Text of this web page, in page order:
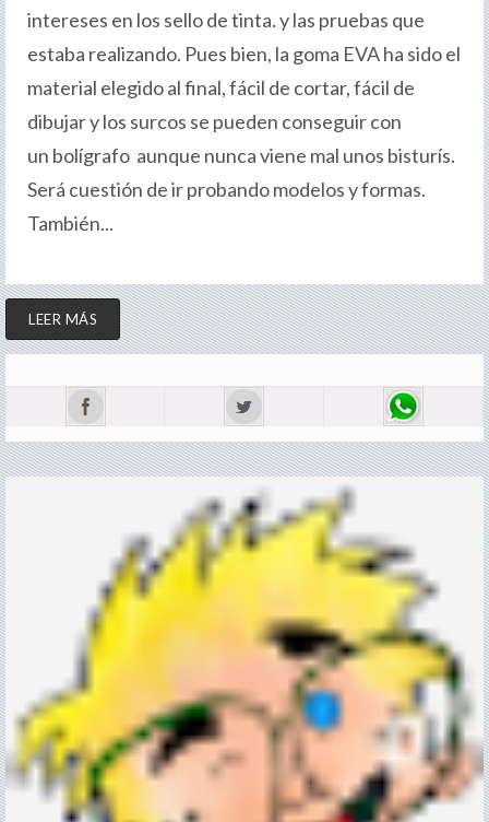
intereses en los sello de tinta. y las pruebas que
estaba realizando. Pues bien, la goma EVA ha sido el
material elegido al final, fácil de cortar, fácil de
dibujar y los surcos se pueden conseguir con
un bolígrafo aunque nunca viene mal unos bisturís.
Será cuestión de ir probando modelos y formas.
También...
LEER MÁS